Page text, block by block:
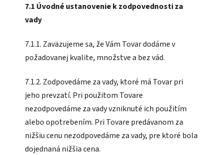
7.1 Úvodné ustanovenie k zodpovednosti za
vady
7.1.1. Zaväzujeme sa, že Vám Tovar dodáme v
požadovanej kvalite, množstve a bez vád.
7.1.2. Zodpovedáme za vady, ktoré má Tovar pri
jeho prevzatí. Pri použitom Tovare
nezodpovedáme za vady vzniknuté ich použitím
alebo opotrebením. Pri Tovare predávanom za
nižšiu cenu nezodpovedáme za vady, pre ktoré bola
dojednaná nižšia cena.